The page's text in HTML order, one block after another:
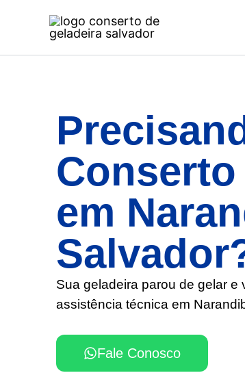
em
Sua geladeira parou de gelar
assistência técnica em
Fale Conosco